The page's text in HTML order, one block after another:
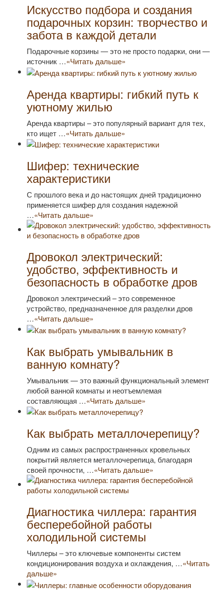
Искусство подбора и создания
подарочных корзин: творчество и
забота в каждой детали
Подарочные корзины — это не просто подарки, они —
источник …«Читать дальше»
Аренда квартиры: гибкий путь к
уютному жилью
Аренда квартиры – это популярный вариант для тех,
кто ищет …«Читать дальше»
Шифер: технические
характеристики
С прошлого века и до настоящих дней традиционно
применяется шифер для создания надежной
…«Читать дальше»
Дровокол электрический:
удобство, эффективность и
безопасность в обработке дров
Дровокол электрический – это современное
устройство, предназначенное для разделки дров
…«Читать дальше»
Как выбрать умывальник в
ванную комнату?
Умывальник — это важный функциональный элемент
любой ванной комнаты и неотъемлемая
составляющая …«Читать дальше»
Как выбрать металлочерепицу?
Одним из самых распространенных кровельных
покрытий является металлочерепица, благодаря
своей прочности, …«Читать дальше»
Диагностика чиллера: гарантия
бесперебойной работы
холодильной системы
Чиллеры – это ключевые компоненты систем
кондиционирования воздуха и охлаждения, …«Читать
дальше»